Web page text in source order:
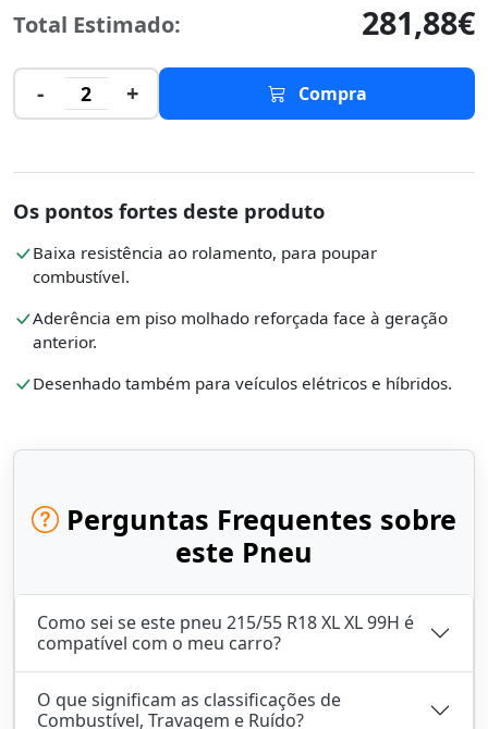
Total Estimado: 281,88€
- 2 + Compra
Os pontos fortes deste produto
Baixa resistência ao rolamento, para poupar
combustível.
Aderência em piso molhado reforçada face à geração
anterior.
Desenhado também para veículos elétricos e híbridos.
Perguntas Frequentes sobre
este Pneu
Como sei se este pneu 215/55 R18 XL XL 99H é
compatível com o meu carro?
O que significam as classificações de
Combustível, Travagem e Ruído?